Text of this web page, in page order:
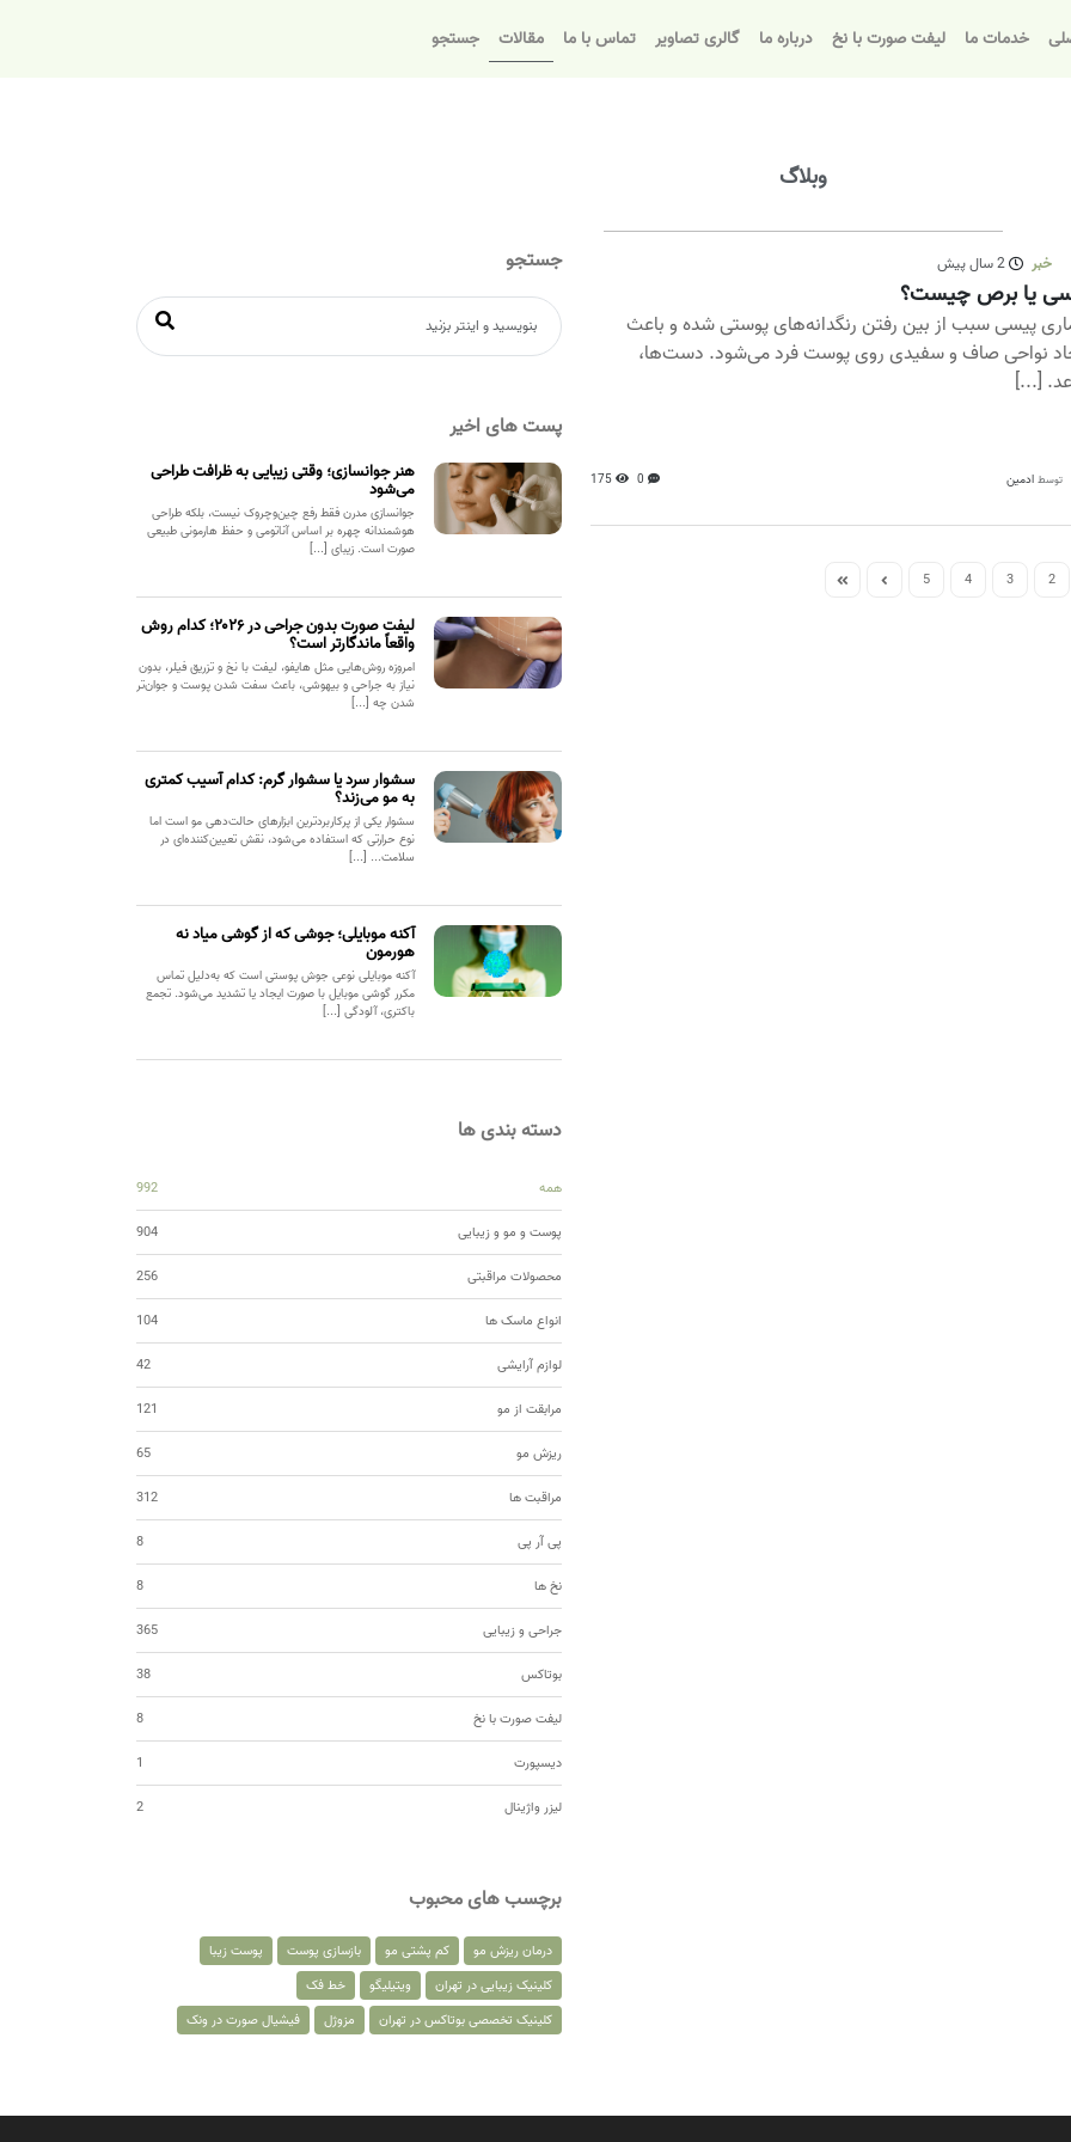
خدمات ما لیفت صورت با نخ درباره ما گالری تصاویر تماس با ما مقالات جستجو
وبلاگ
خبر 2 سال پیش
یا برص چیست؟
پیسی سبب از بین رفتن رنگدانه‌های پوستی شده و باعث
نواحی صاف و سفیدی روی پوست فرد می‌شود. دست‌ها،
[...]
توسطادمین 0
175
2
3
4
5
جستجو
پست های اخیر
هنر جوانسازی؛ وقتی زیبایی به ظرافت طراحی
می‌شود
جوانسازی مدرن فقط رفع چین‌وچروک نیست، بلکه طراحی
هوشمندانه چهره بر اساس آناتومی و حفظ هارمونی طبیعی
صورت است. زیبای [...]
لیفت صورت بدون جراحی در ۲۰۲۶؛ کدام روش
واقعاً ماندگارتر است؟
امروزه روش‌هایی مثل هایفو، لیفت با نخ و تزریق فیلر، بدون
نیاز به جراحی و بیهوشی، باعث سفت شدن پوست و جوان‌تر
شدن چه [...]
سشوار سرد یا سشوار گرم: کدام آسیب کمتری
به مو می‌زند؟
سشوار یکی از پرکاربردترین ابزارهای حالت‌دهی مو است اما
نوع حرارتی که استفاده می‌شود، نقش تعیین‌کننده‌ای در
سلامت... [...]
آکنه موبایلی؛ جوشی که از گوشی میاد نه
هورمون
آکنه موبایلی نوعی جوش پوستی است که به‌دلیل تماس
مکرر گوشی موبایل با صورت ایجاد یا تشدید می‌شود. تجمع
باکتری، آلودگی [...]
دسته بندی ها
همه 992
پوست و مو و زیبایی 904
محصولات مراقبتی 256
انواع ماسک ها 104
لوازم آرایشی 42
مرابقت از مو 121
ریزش مو 65
مراقبت ها 312
پی آر پی 8
نخ ها 8
جراحی و زیبایی 365
بوتاکس 38
لیفت صورت با نخ 8
دیسپورت 1
لیزر واژینال 2
برچسب های محبوب
درمان ریزش مو کم پشتی مو بازسازی پوست
پوست زیبا
کلینیک زیبایی در تهران
ویتیلیگو
خط فک
کلینیک تخصصی بوتاکس در تهران
مزوژل فیشیال صورت در ونک